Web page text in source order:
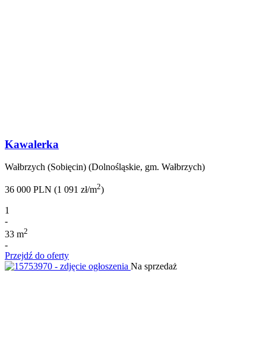
Kawalerka
Wałbrzych (Sobięcin) (Dolnośląskie, gm. Wałbrzych)
36 000 PLN (1 091 zł/m2)
1
-
33 m2
-
Przejdź do oferty
Na sprzedaż